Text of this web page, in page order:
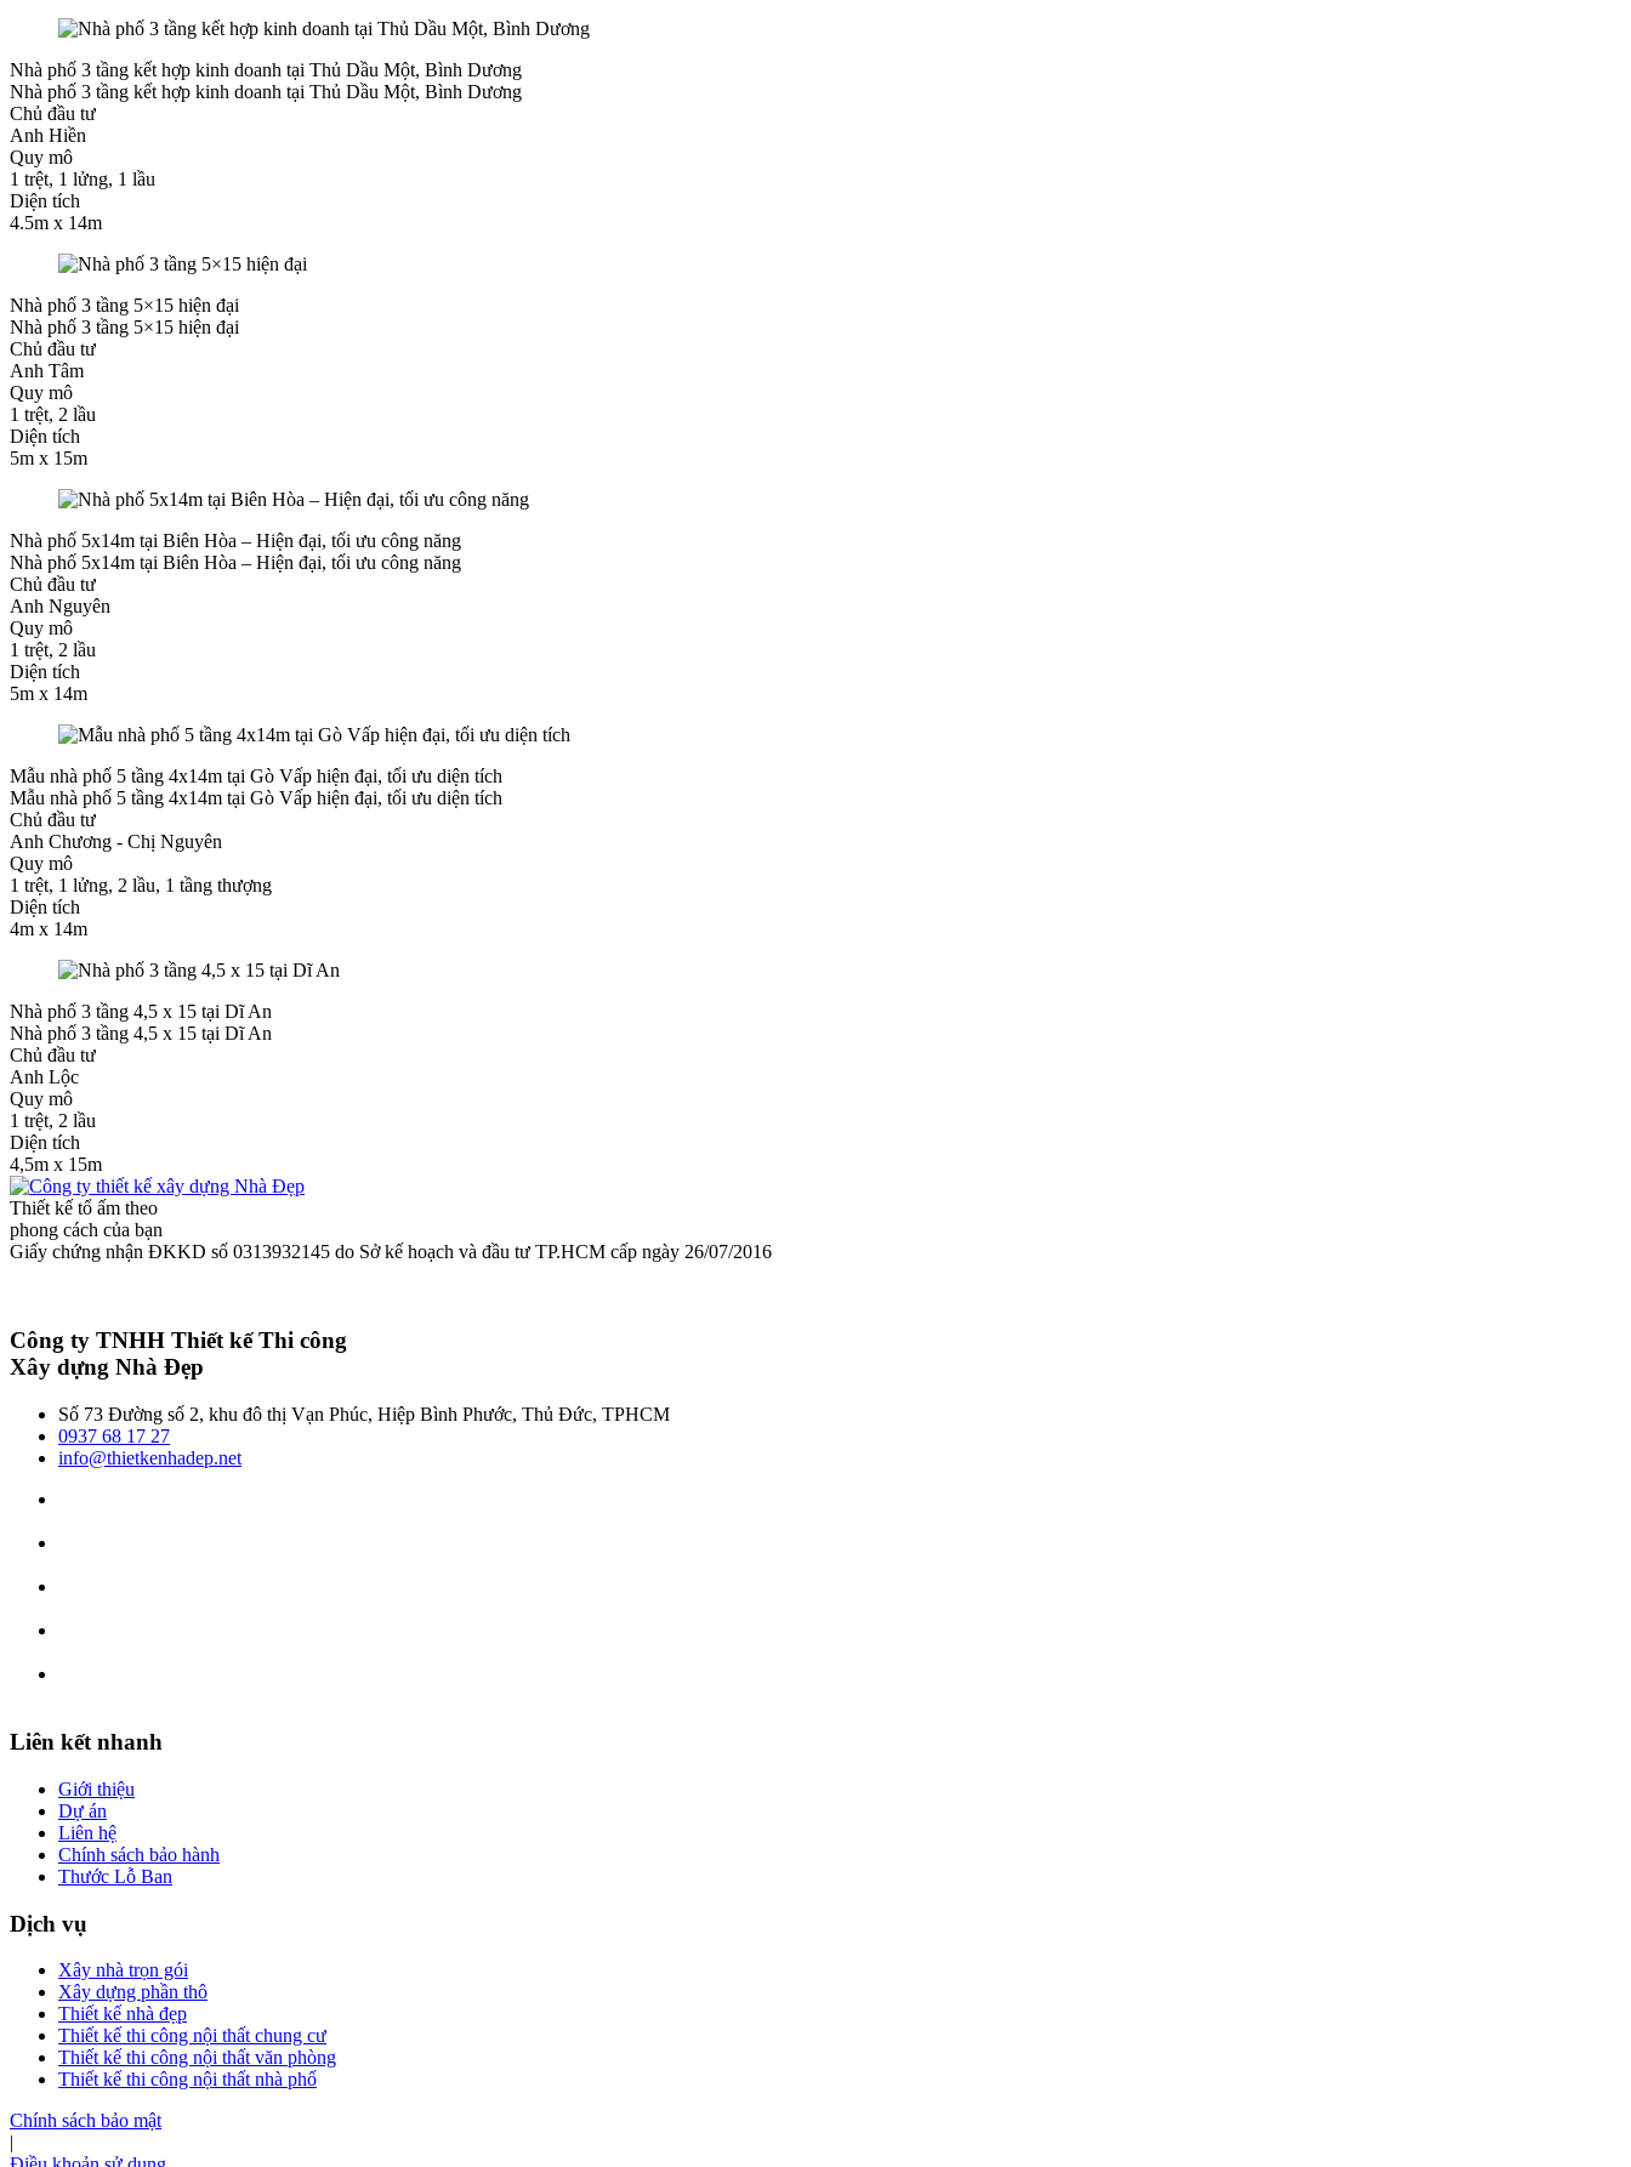
Nhà phố 3 tầng kết hợp kinh doanh tại Thủ Dầu Một, Bình Dương
Nhà phố 3 tầng kết hợp kinh doanh tại Thủ Dầu Một, Bình Dương
Chủ đầu tư
Anh Hiền
Quy mô
1 trệt, 1 lửng, 1 lầu
Diện tích
4.5m x 14m
Nhà phố 3 tầng 5×15 hiện đại
Nhà phố 3 tầng 5×15 hiện đại
Chủ đầu tư
Anh Tâm
Quy mô
1 trệt, 2 lầu
Diện tích
5m x 15m
Nhà phố 5x14m tại Biên Hòa – Hiện đại, tối ưu công năng
Nhà phố 5x14m tại Biên Hòa – Hiện đại, tối ưu công năng
Chủ đầu tư
Anh Nguyên
Quy mô
1 trệt, 2 lầu
Diện tích
5m x 14m
Mẫu nhà phố 5 tầng 4x14m tại Gò Vấp hiện đại, tối ưu diện tích
Mẫu nhà phố 5 tầng 4x14m tại Gò Vấp hiện đại, tối ưu diện tích
Chủ đầu tư
Anh Chương - Chị Nguyên
Quy mô
1 trệt, 1 lửng, 2 lầu, 1 tầng thượng
Diện tích
4m x 14m
Nhà phố 3 tầng 4,5 x 15 tại Dĩ An
Nhà phố 3 tầng 4,5 x 15 tại Dĩ An
Chủ đầu tư
Anh Lộc
Quy mô
1 trệt, 2 lầu
Diện tích
4,5m x 15m
Thiết kế tổ ấm theo
phong cách của bạn
Giấy chứng nhận ĐKKD số 0313932145 do Sở kế hoạch và đầu tư TP.HCM cấp ngày 26/07/2016
Công ty TNHH Thiết kế Thi công
Xây dựng Nhà Đẹp
Số 73 Đường số 2, khu đô thị Vạn Phúc, Hiệp Bình Phước, Thủ Đức, TPHCM
0937 68 17 27
info@thietkenhadep.net
Liên kết nhanh
Giới thiệu
Dự án
Liên hệ
Chính sách bảo hành
Thước Lỗ Ban
Dịch vụ
Xây nhà trọn gói
Xây dựng phần thô
Thiết kế nhà đẹp
Thiết kế thi công nội thất chung cư
Thiết kế thi công nội thất văn phòng
Thiết kế thi công nội thất nhà phố
Chính sách bảo mật
|